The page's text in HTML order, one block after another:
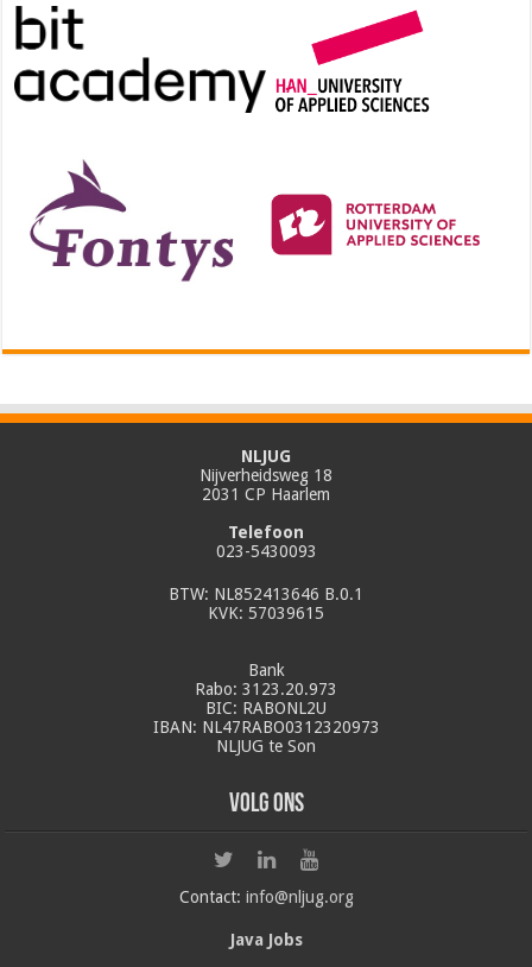
NLJUG
Nijverheidsweg 18
2031 CP Haarlem
Telefoon
023-5430093
BTW: NL852413646 B.0.1
KVK: 57039615
Bank
Rabo: 3123.20.973
BIC: RABONL2U
IBAN: NL47RABO0312320973
NLJUG te Son
Volg ons
Contact: info@nljug.org
Java Jobs